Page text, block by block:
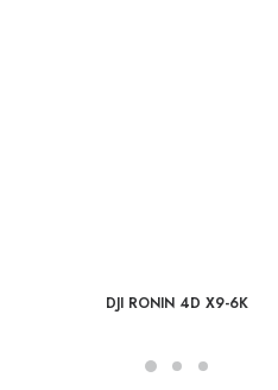
DJI RONIN 4D X9-6K